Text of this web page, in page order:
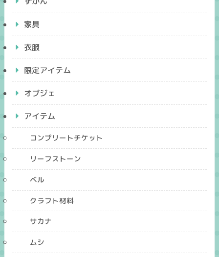
家具
衣服
限定アイテム
オブジェ
アイテム
コンプリートチケット
リーフストーン
ベル
クラフト材料
サカナ
ムシ